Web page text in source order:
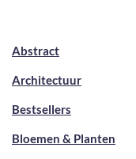
Abstract
Architectuur
Bestsellers
Bloemen & Planten